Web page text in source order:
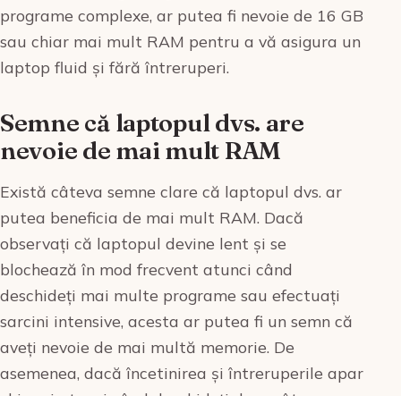
programe complexe, ar putea fi nevoie de 16 GB
sau chiar mai mult RAM pentru a vă asigura un
laptop fluid și fără întreruperi.
Semne că laptopul dvs. are
nevoie de mai mult RAM
Există câteva semne clare că laptopul dvs. ar
putea beneficia de mai mult RAM. Dacă
observați că laptopul devine lent și se
blochează în mod frecvent atunci când
deschideți mai multe programe sau efectuați
sarcini intensive, acesta ar putea fi un semn că
aveți nevoie de mai multă memorie. De
asemenea, dacă încetinirea și întreruperile apar